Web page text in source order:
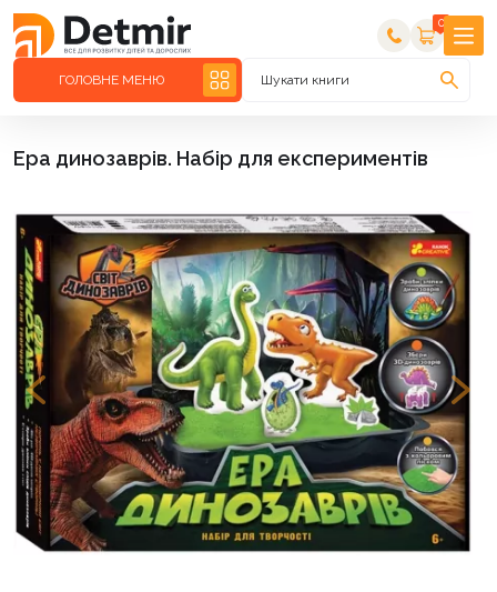
0
ГОЛОВНЕ МЕНЮ Шукати книги
Ера динозаврів. Набір для експериментів